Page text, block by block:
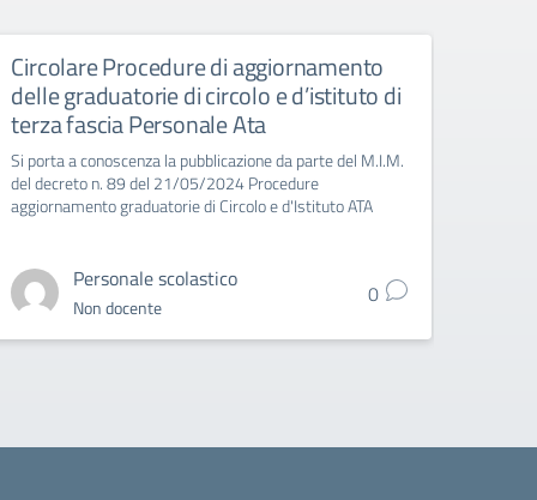
Circolare Procedure di aggiornamento
delle graduatorie di circolo e d’istituto di
terza fascia Personale Ata
Si porta a conoscenza la pubblicazione da parte del M.I.M.
del decreto n. 89 del 21/05/2024 Procedure
aggiornamento graduatorie di Circolo e d'Istituto ATA
Personale scolastico
Non docente 0